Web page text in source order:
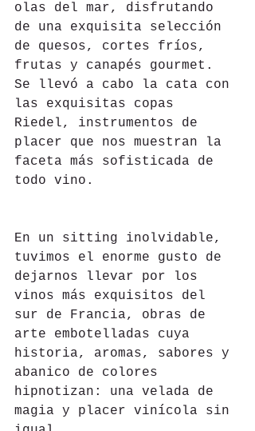
olas del mar, disfrutando
de una exquisita selección
de quesos, cortes fríos,
frutas y canapés gourmet.
Se llevó a cabo la cata con
las exquisitas copas
Riedel, instrumentos de
placer que nos muestran la
faceta más sofisticada de
todo vino.
En un sitting inolvidable,
tuvimos el enorme gusto de
dejarnos llevar por los
vinos más exquisitos del
sur de Francia, obras de
arte embotelladas cuya
historia, aromas, sabores y
abanico de colores
hipnotizan: una velada de
magia y placer vinícola sin